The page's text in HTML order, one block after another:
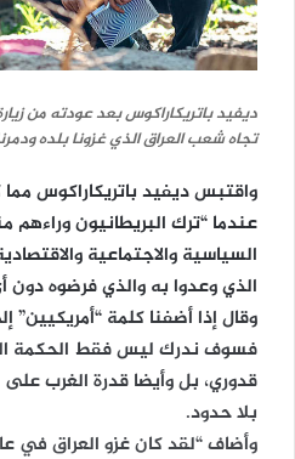
ديفيد باتريكاراكوس بعد عودته من
تجاه شعب العراق الذي غزونا بلده
واقتبس ديفيد باتريكاراكوس
عندما “ترك البريطانيون وراءهم
السياسية والاجتماعية
الذي وعدوا به والذي فرضوه
وقال إذا أضفنا كلمة “أمريكيين”
فسوف ندرك ليس فقط الحكمة
قدوري، بل وأيضا قدرة الغرب
بلا حدود.